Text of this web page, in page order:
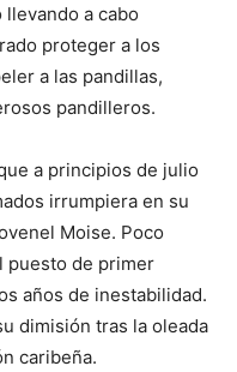
a cabo
proteger a los
a las pandillas,
pandilleros.
a principios de julio
irrumpiera en su
Moise. Poco
puesto de primer
años de inestabilidad.
dimisión tras la oleada
caribeña.